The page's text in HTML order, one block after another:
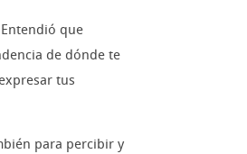
que
de dónde te
tus
para percibir y